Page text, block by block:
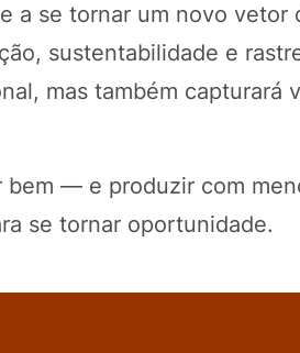
a se tornar um novo vetor
sustentabilidade e
mas também capturará
— e produzir com
se tornar oportunidade.